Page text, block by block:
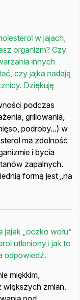
w jajach,
organizm? Czy
innych
czy jajka nadają
Dziękuję
podczas
grillowania,
podroby...) w
ma zdolność
i bycia
zapalnych.
formą jest „na
„oczko wołu”
utleniony i jak to
odpowiedź.
miękkim,
większych zmian.